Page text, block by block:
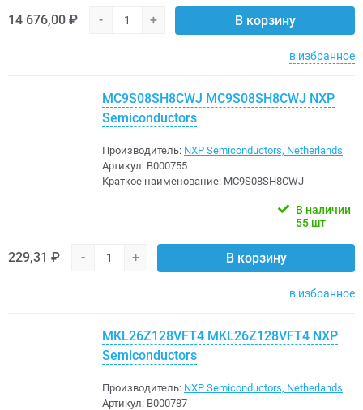
14 676,00 ₽ - + В корзину
в избранное
MC9S08SH8CWJ MC9S08SH8CWJ NXP
Semiconductors
Производитель: NXP Semiconductors, Netherlands
Артикул: B000755
Краткое наименование: MC9S08SH8CWJ
В наличии
55 шт
229,31 ₽ - + В корзину
в избранное
MKL26Z128VFT4 MKL26Z128VFT4 NXP
Semiconductors
Производитель: NXP Semiconductors, Netherlands
Артикул: B000787